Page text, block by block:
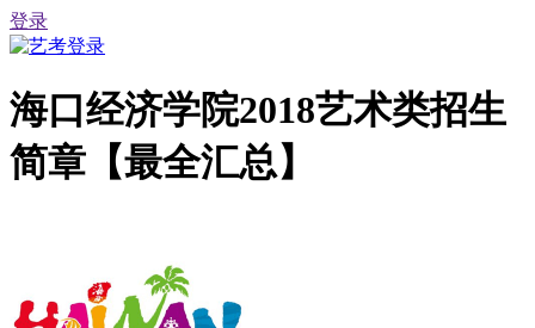
登录
海口经济学院2018艺术类招生
简章【最全汇总】